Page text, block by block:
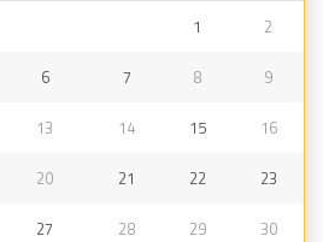
1 2
6 7 8 9
13 14 15 16
20 21 22 23
27 28 29 30